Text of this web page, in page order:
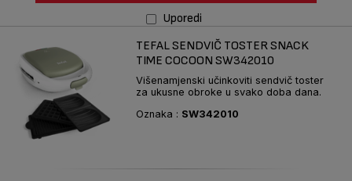
Uporedi
TEFAL SENDVIČ TOSTER SNACK
TIME COCOON SW342010
Višenamjenski učinkoviti sendvič toster
za ukusne obroke u svako doba dana.
Oznaka : SW342010